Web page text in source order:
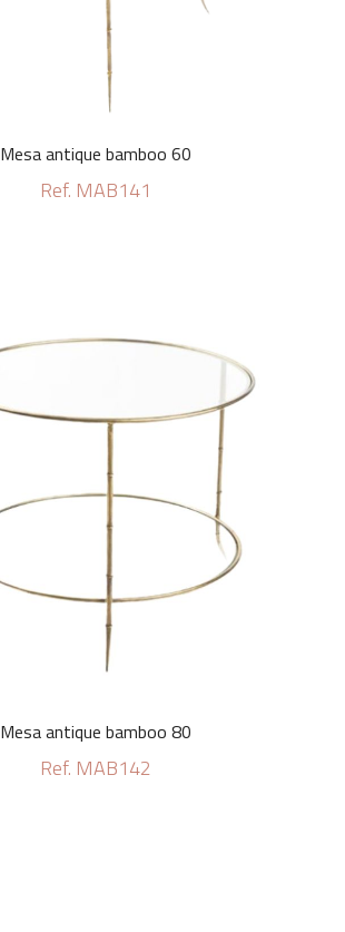
Mesa antique bamboo 60
Ref. MAB141
Mesa antique bamboo 80
Ref. MAB142